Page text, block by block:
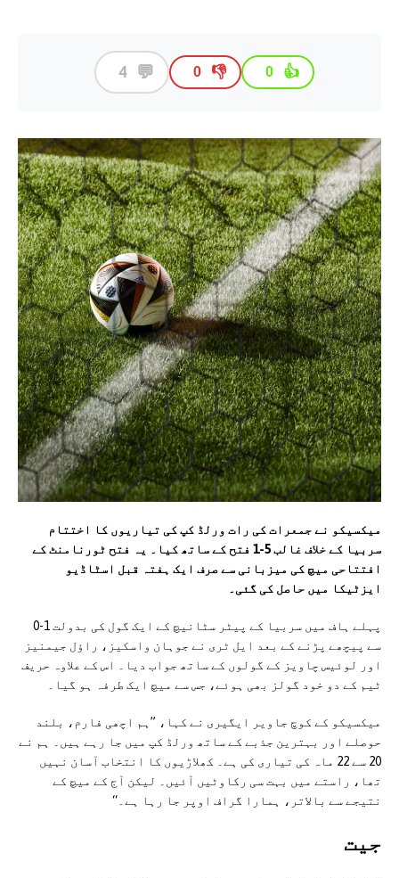
👍
0
👎
0
💬
4
میکسیکو نے جمعرات کی رات ورلڈ کپ کی تیاریوں کا اختتام
سربیا کے خلاف غالب 5-1 فتح کے ساتھ کیا۔ یہ فتح ٹورنامنٹ کے
افتتاحی میچ کی میزبانی سے صرف ایک ہفتہ قبل اسٹاڈیو
ایزٹیکا میں حاصل کی گئی۔
پہلے ہاف میں سربیا کے پیٹر سٹانیچ کے ایک گول کی بدولت 1-0
سے پیچھے پڑنے کے بعد ایل ٹری نے جوہان واسکيز، راؤل جیمنیز
اور لوئیس چاویز کے گولوں کے ساتھ جواب دیا۔ اس کے علاوہ حریف
ٹیم کے دو خود گولز بھی ہوئے، جس سے میچ ایک طرفہ ہو گیا۔
میکسیکو کے کوچ جاویر ایگیری نے کہا، ”ہم اچھی فارم، بلند
حوصلے اور بہترین جذبے کے ساتھ ورلڈ کپ میں جا رہے ہیں۔ ہم نے
20 سے 22 ماہ کی تیاری کی ہے۔ کھلاڑیوں کا انتخاب آسان نہیں
تھا، راستے میں بہت سی رکاوٹیں آئیں۔ لیکن آج کے میچ کے
نتیجے سے بالاتر، ہمارا گراف اوپر جا رہا ہے۔“
جیت